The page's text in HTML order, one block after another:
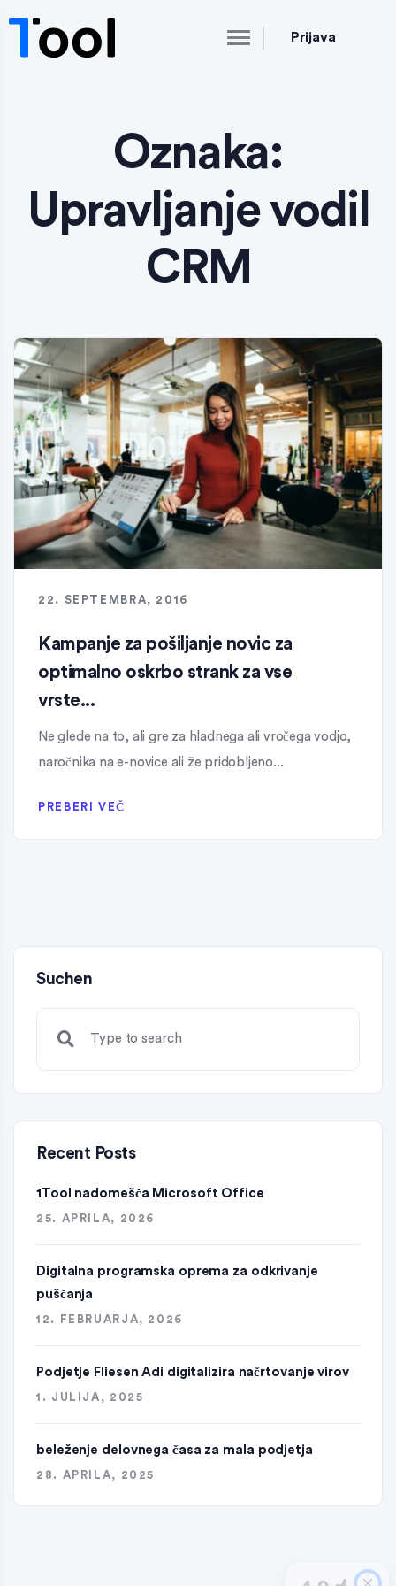
Prijava
Oznaka:
Upravljanje vodil
CRM
22. SEPTEMBRA, 2016
Kampanje za pošiljanje novic za
optimalno oskrbo strank za vse
vrste...
Ne glede na to, ali gre za hladnega ali vročega vodjo,
naročnika na e-novice ali že pridobljeno...
PREBERI VEČ
Suchen
Recent Posts
1Tool nadomešča Microsoft Office
25. APRILA, 2026
Digitalna programska oprema za odkrivanje
puščanja
12. FEBRUARJA, 2026
Podjetje Fliesen Adi digitalizira načrtovanje virov
1. JULIJA, 2025
beleženje delovnega časa za mala podjetja
28. APRILA, 2025